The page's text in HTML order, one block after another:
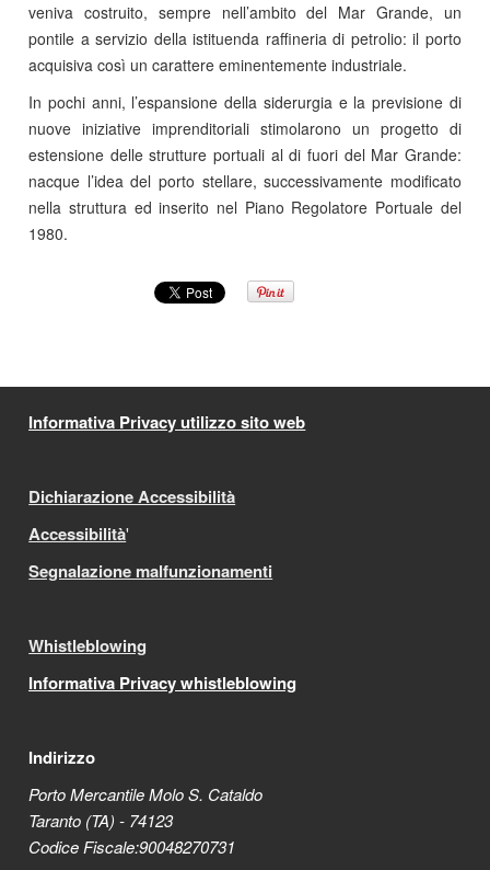
veniva costruito, sempre nell’ambito del Mar Grande, un
pontile a servizio della istituenda raffineria di petrolio: il porto
acquisiva così un carattere eminentemente industriale.
In pochi anni, l’espansione della siderurgia e la previsione di
nuove iniziative imprenditoriali stimolarono un progetto di
estensione delle strutture portuali al di fuori del Mar Grande:
nacque l’idea del porto stellare, successivamente modificato
nella struttura ed inserito nel Piano Regolatore Portuale del
1980.
Informativa Privacy utilizzo sito web
Dichiarazione Accessibilità
Accessibilità'
Segnalazione malfunzionamenti
Whistleblowing
Informativa Privacy whistleblowing
Indirizzo
Porto Mercantile Molo S. Cataldo
Taranto (TA) - 74123
Codice Fiscale:90048270731